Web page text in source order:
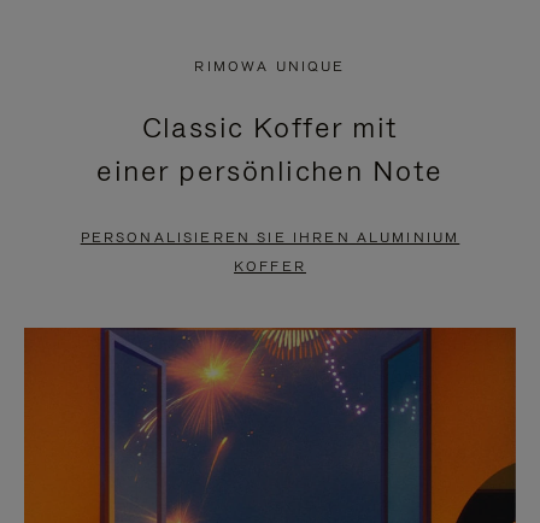
PAUSIERT,
BITTE
DRÜCKEN
ANZUHALTEN
KLICKEN
SIE
ZUM
AUFHEBEN
STUMMSCHALTUNG
RIMOWA UNIQUE
Classic Koffer mit
einer persönlichen Note
PERSONALISIEREN SIE IHREN ALUMINIUM
KOFFER